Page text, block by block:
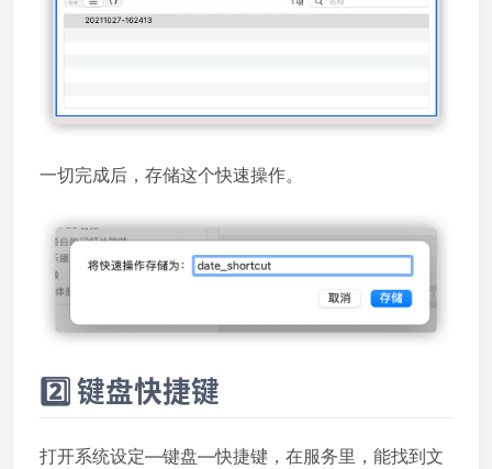
一切完成后，存储这个快速操作。
2️⃣ 键盘快捷键
打开系统设定—键盘—快捷键，在服务里，能找到文